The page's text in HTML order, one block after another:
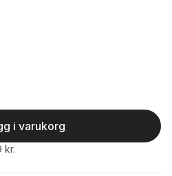
röster:
i varukorg
kr.